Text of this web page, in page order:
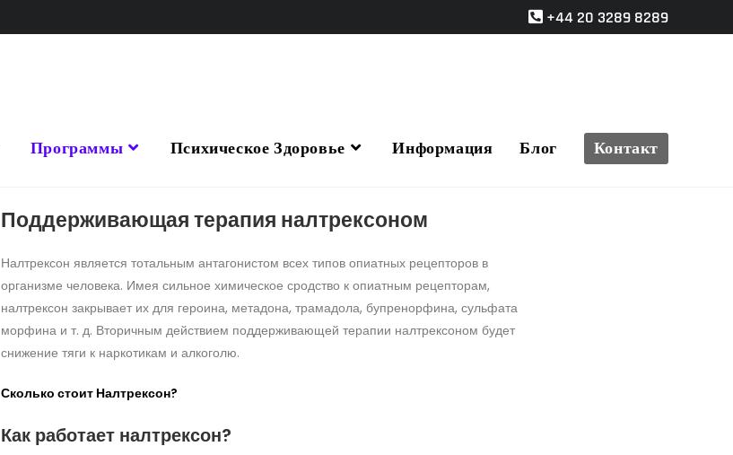
+44 20 3289 8289
Программы Психическое Здоровье Информация Блог Контакт
Поддерживающая терапия налтрексоном
Налтрексон является тотальным антагонистом всех типов опиатных рецепторов в
организме человека. Имея сильное химическое сродство к опиатным рецепторам,
налтрексон закрывает их для героина, метадона, трамадола, бупренорфина, сульфата
морфина и т. д. Вторичным действием поддерживающей терапии налтрексоном будет
снижение тяги к наркотикам и алкоголю.
Сколько стоит Налтрексон?
Как работает налтрексон?